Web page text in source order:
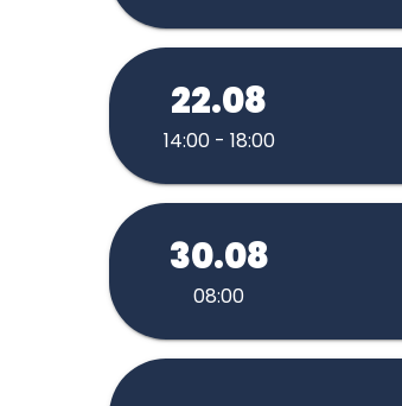
22.08
14:00 - 18:00
30.08
08:00